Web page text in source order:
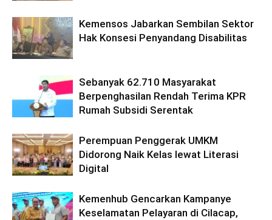
Kemensos Jabarkan Sembilan Sektor
Hak Konsesi Penyandang Disabilitas
Sebanyak 62.710 Masyarakat
Berpenghasilan Rendah Terima KPR
Rumah Subsidi Serentak
Perempuan Penggerak UMKM
Didorong Naik Kelas lewat Literasi
Digital
Kemenhub Gencarkan Kampanye
Keselamatan Pelayaran di Cilacap,